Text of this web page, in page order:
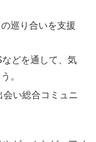
巡り合いを支援
どを通して、気
。
い総合コミュニ